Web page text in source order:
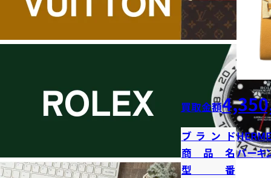
買取金額
ブランド
商品名バーキ
型番